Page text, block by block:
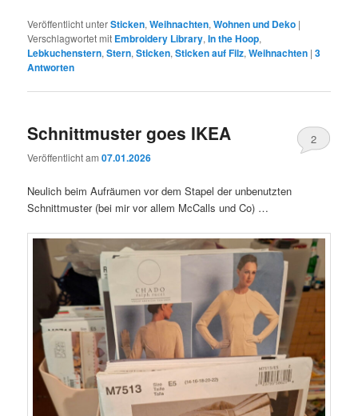
Veröffentlicht unterSticken,Weihnachten,Wohnen und Deko |
Verschlagwortet mit Embroidery Library,In the Hoop,
Lebkuchenstern,Stern,Sticken,Sticken auf Filz,Weihnachten |3
Antworten
Schnittmuster goes IKEA
Veröffentlicht am07.01.2026
2
Neulich beim Aufräumen vor dem Stapel der unbenutzten
Schnittmuster (bei mir vor allem McCalls und Co) …